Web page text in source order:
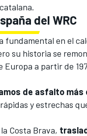
del WRC
fundamental en el
su historia se
Europa a partir de
de asfalto más
y estrechas
Costa Brava,